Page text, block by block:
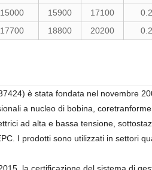
15000 15900 17100
17700 18800 20200
è stata fondata nel novembre
a nucleo di bobina,
ad alta e bassa tensione,
I prodotti sono utilizzati in settori